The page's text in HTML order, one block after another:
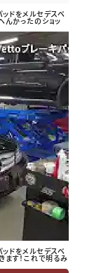
ドをメルセデスベ
んかったのショッ
ドをメルセデスベ
ます！これで明るみ